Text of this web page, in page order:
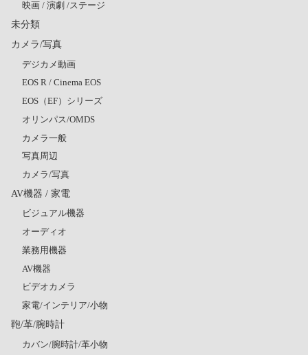
映画 / 演劇 /ステージ
未分類
カメラ/写真
デジカメ動画
EOS R / Cinema EOS
EOS（EF）シリーズ
オリンパス/OMDS
カメラ一般
写真周辺
カメラ/写真
AV機器 / 家電
ビジュアル機器
オーディオ
業務用機器
AV機器
ビデオカメラ
家電/インテリア/小物
鞄/革/腕時計
カバン/腕時計/革小物